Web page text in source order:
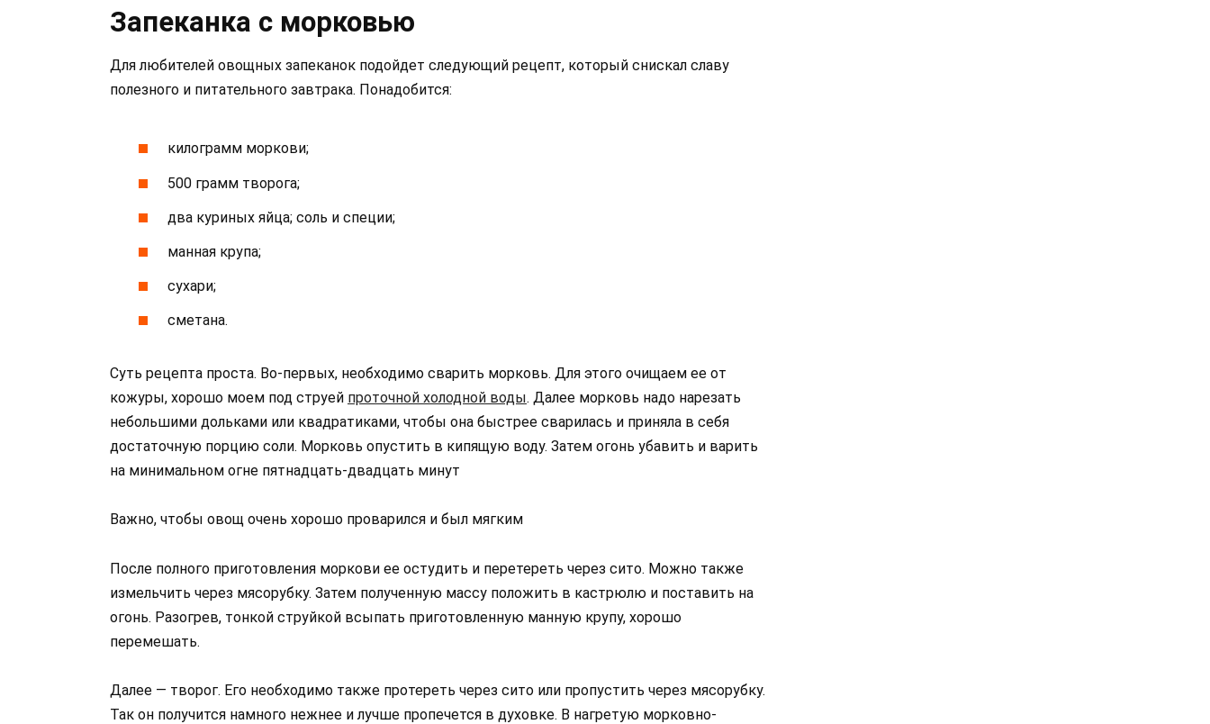
Запеканка с морковью
Для любителей овощных запеканок подойдет следующий рецепт, который снискал славу
полезного и питательного завтрака. Понадобится:
килограмм моркови;
500 грамм творога;
два куриных яйца; соль и специи;
манная крупа;
сухари;
сметана.
Суть рецепта проста. Во-первых, необходимо сварить морковь. Для этого очищаем ее от
кожуры, хорошо моем под струей проточной холодной воды. Далее морковь надо нарезать
небольшими дольками или квадратиками, чтобы она быстрее сварилась и приняла в себя
достаточную порцию соли. Морковь опустить в кипящую воду. Затем огонь убавить и варить
на минимальном огне пятнадцать-двадцать минут
Важно, чтобы овощ очень хорошо проварился и был мягким
После полного приготовления моркови ее остудить и перетереть через сито. Можно также
измельчить через мясорубку. Затем полученную массу положить в кастрюлю и поставить на
огонь. Разогрев, тонкой струйкой всыпать приготовленную манную крупу, хорошо
перемешать.
Далее — творог. Его необходимо также протереть через сито или пропустить через мясорубку.
Так он получится намного нежнее и лучше пропечется в духовке. В нагретую морковно-